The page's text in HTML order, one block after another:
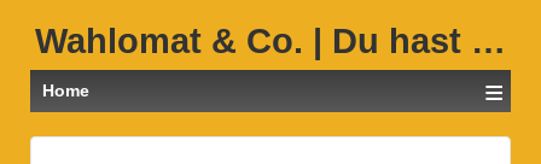
Wahlomat & Co. | Du hast …
Home ≡